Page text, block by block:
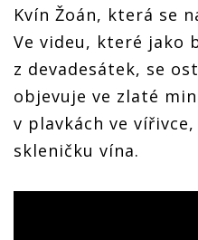
Kvín Žoán, která se
Ve videu, které jako
z devadesátek, se
objevuje ve zlaté
v plavkách ve
skleničku vína.